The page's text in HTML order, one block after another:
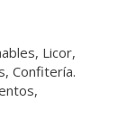
Licor,
Confitería.